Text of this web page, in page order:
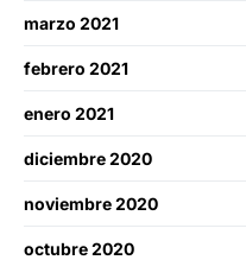
marzo 2021
febrero 2021
enero 2021
diciembre 2020
noviembre 2020
octubre 2020